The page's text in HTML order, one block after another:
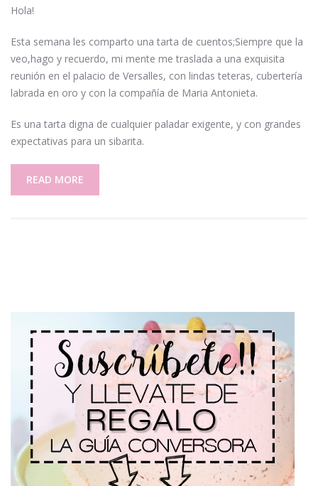
Hola!
Esta semana les comparto una tarta de cuentos;Siempre que la
veo,hago y recuerdo, mi mente me traslada a una exquisita
reunión en el palacio de Versalles, con lindas teteras, cubertería
labrada en oro y con la compañía de Maria Antonieta.
Es una tarta digna de cualquier paladar exigente, y con grandes
expectativas para un sibarita.
READ MORE